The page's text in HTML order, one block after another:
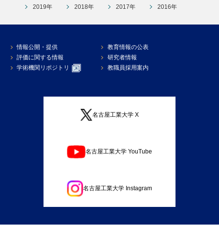
2019年
2018年 2017年 2016年
情報公開・提供
教育情報の公表
評価に関する情報
研究者情報
学術機関リポジトリ
教職員採用案内
名古屋工業大学 X
名古屋工業大学 YouTube
名古屋工業大学 Instagram